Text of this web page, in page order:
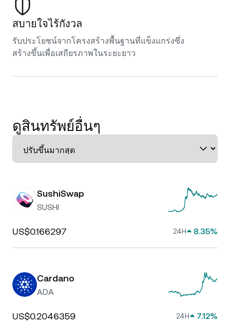
สบายใจไร้กังวล
รับประโยชน์จากโครงสร้างพื้นฐานที่แข็งแกร่งซึ่ง
สร้างขึ้นเพื่อเสถียรภาพในระยะยาว
ดูสินทรัพย์อื่นๆ
SushiSwap
SUSHI
US$0.166297 24H 8.35%
Cardano
ADA
US$0.2046359 24H 7.12%